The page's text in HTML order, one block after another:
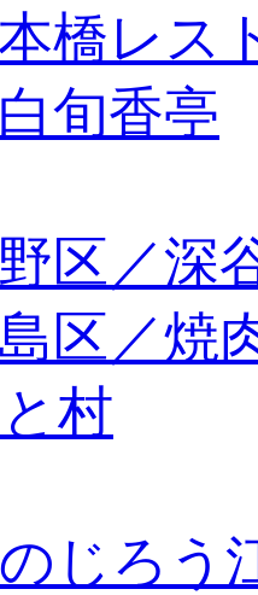
橋レス
旬香亭
区／深
区／焼
村
じろう